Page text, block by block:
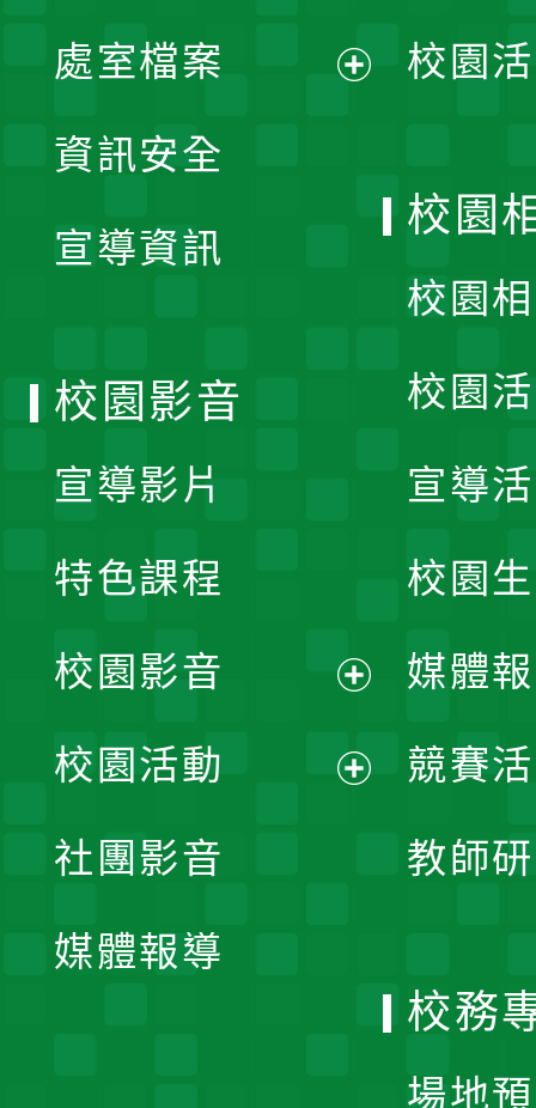
單
處室檔案
資訊安全
宣導資訊
校園
校園
校園
校園
宣導
校園
媒體
競賽
教師
校園影音
宣導影片
特色課程
校園影音
開
校園活動
社團影音
媒體報導
校務
場地